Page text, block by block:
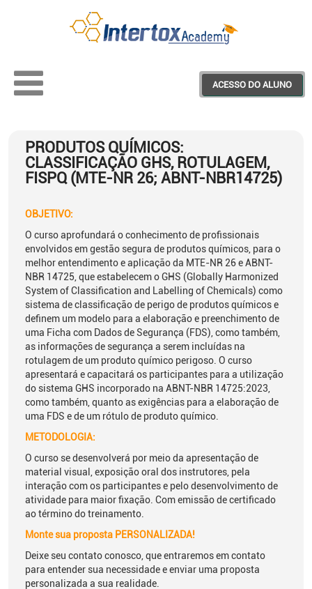
ACESSO DO ALUNO
Treinamentos
Materiais Educativos
Webinars
Projeto Saber+
PRODUTOS QUÍMICOS:
CLASSIFICAÇÃO GHS, ROTULAGEM,
FISPQ (MTE-NR 26; ABNT-NBR14725)
OBJETIVO:
O curso aprofundará o conhecimento de profissionais
envolvidos em gestão segura de produtos químicos, para o
melhor entendimento e aplicação da MTE-NR 26 e ABNT-
NBR 14725, que estabelecem o GHS (Globally Harmonized
System of Classification and Labelling of Chemicals) como
sistema de classificação de perigo de produtos químicos e
definem um modelo para a elaboração e preenchimento de
uma Ficha com Dados de Segurança (FDS), como também,
as informações de segurança a serem incluídas na
rotulagem de um produto químico perigoso. O curso
apresentará e capacitará os participantes para a utilização
do sistema GHS incorporado na ABNT-NBR 14725:2023,
como também, quanto as exigências para a elaboração de
uma FDS e de um rótulo de produto químico.
METODOLOGIA:
O curso se desenvolverá por meio da apresentação de
material visual, exposição oral dos instrutores, pela
interação com os participantes e pelo desenvolvimento de
atividade para maior fixação. Com emissão de certificado
ao término do treinamento.
Monte sua proposta PERSONALIZADA!
Deixe seu contato conosco, que entraremos em contato
para entender sua necessidade e enviar uma proposta
personalizada a sua realidade.